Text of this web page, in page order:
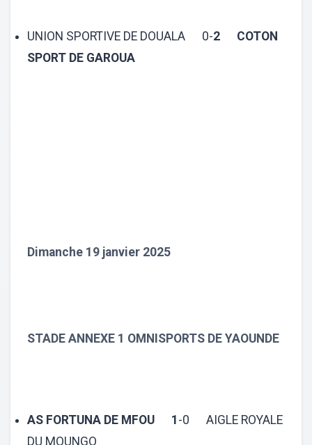
UNION SPORTIVE DE DOUALA 0-2 COTON
SPORT DE GAROUA
Dimanche 19 janvier 2025
STADE ANNEXE 1 OMNISPORTS DE YAOUNDE
AS FORTUNA DE MFOU 1 -0 AIGLE ROYALE
DU MOUNGO